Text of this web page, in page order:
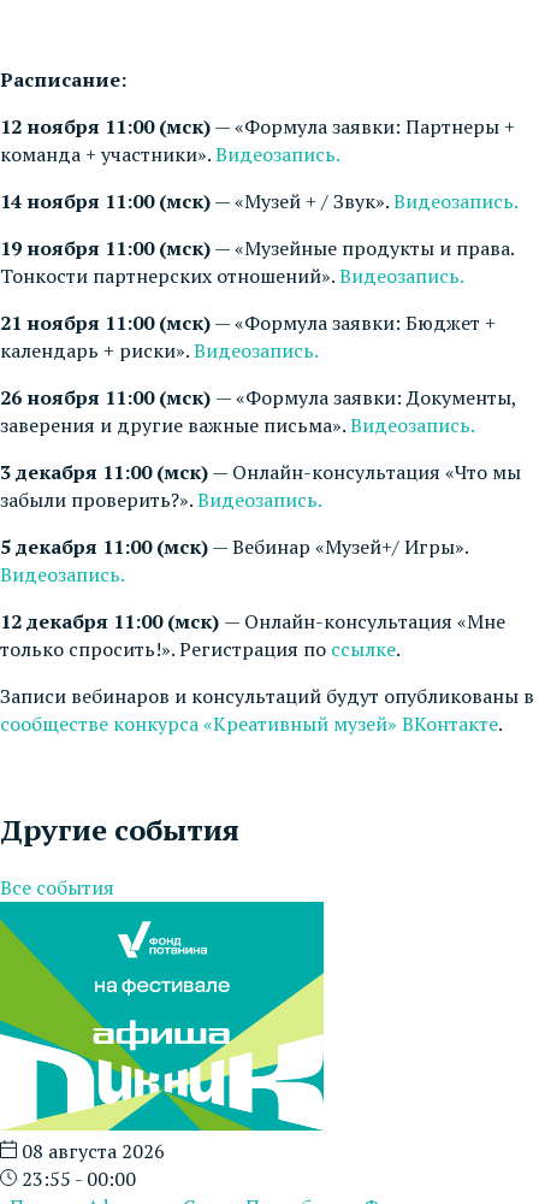
Расписание:
12 ноября 11:00 (мск)— «Формула заявки: Партнеры +
команда + участники».Видеозапись.
14 ноября 11:00 (мск)— «Музей + / Звук».Видеозапись.
19 ноября 11:00 (мск)— «Музейные продукты и права.
Тонкости партнерских отношений».Видеозапись.
21 ноября 11:00 (мск)— «Формула заявки: Бюджет +
календарь + риски».Видеозапись.
26 ноября 11:00 (мск) — «Формула заявки: Документы,
заверения и другие важные письма».Видеозапись.
3 декабря 11:00 (мск)— Онлайн-консультация «Что мы
забыли проверить?».Видеозапись.
5 декабря 11:00 (мск)— Вебинар «Музей+/ Игры».
Видеозапись.
12 декабря 11:00 (мск) — Онлайн-консультация «Мне
только спросить!». Регистрация по ссылке.
Записи вебинаров и консультаций будут опубликованы в
сообществе конкурса «Креативный музей» ВКонтакте.
Другие события
Все события
08 августа 2026
23:55 - 00:00